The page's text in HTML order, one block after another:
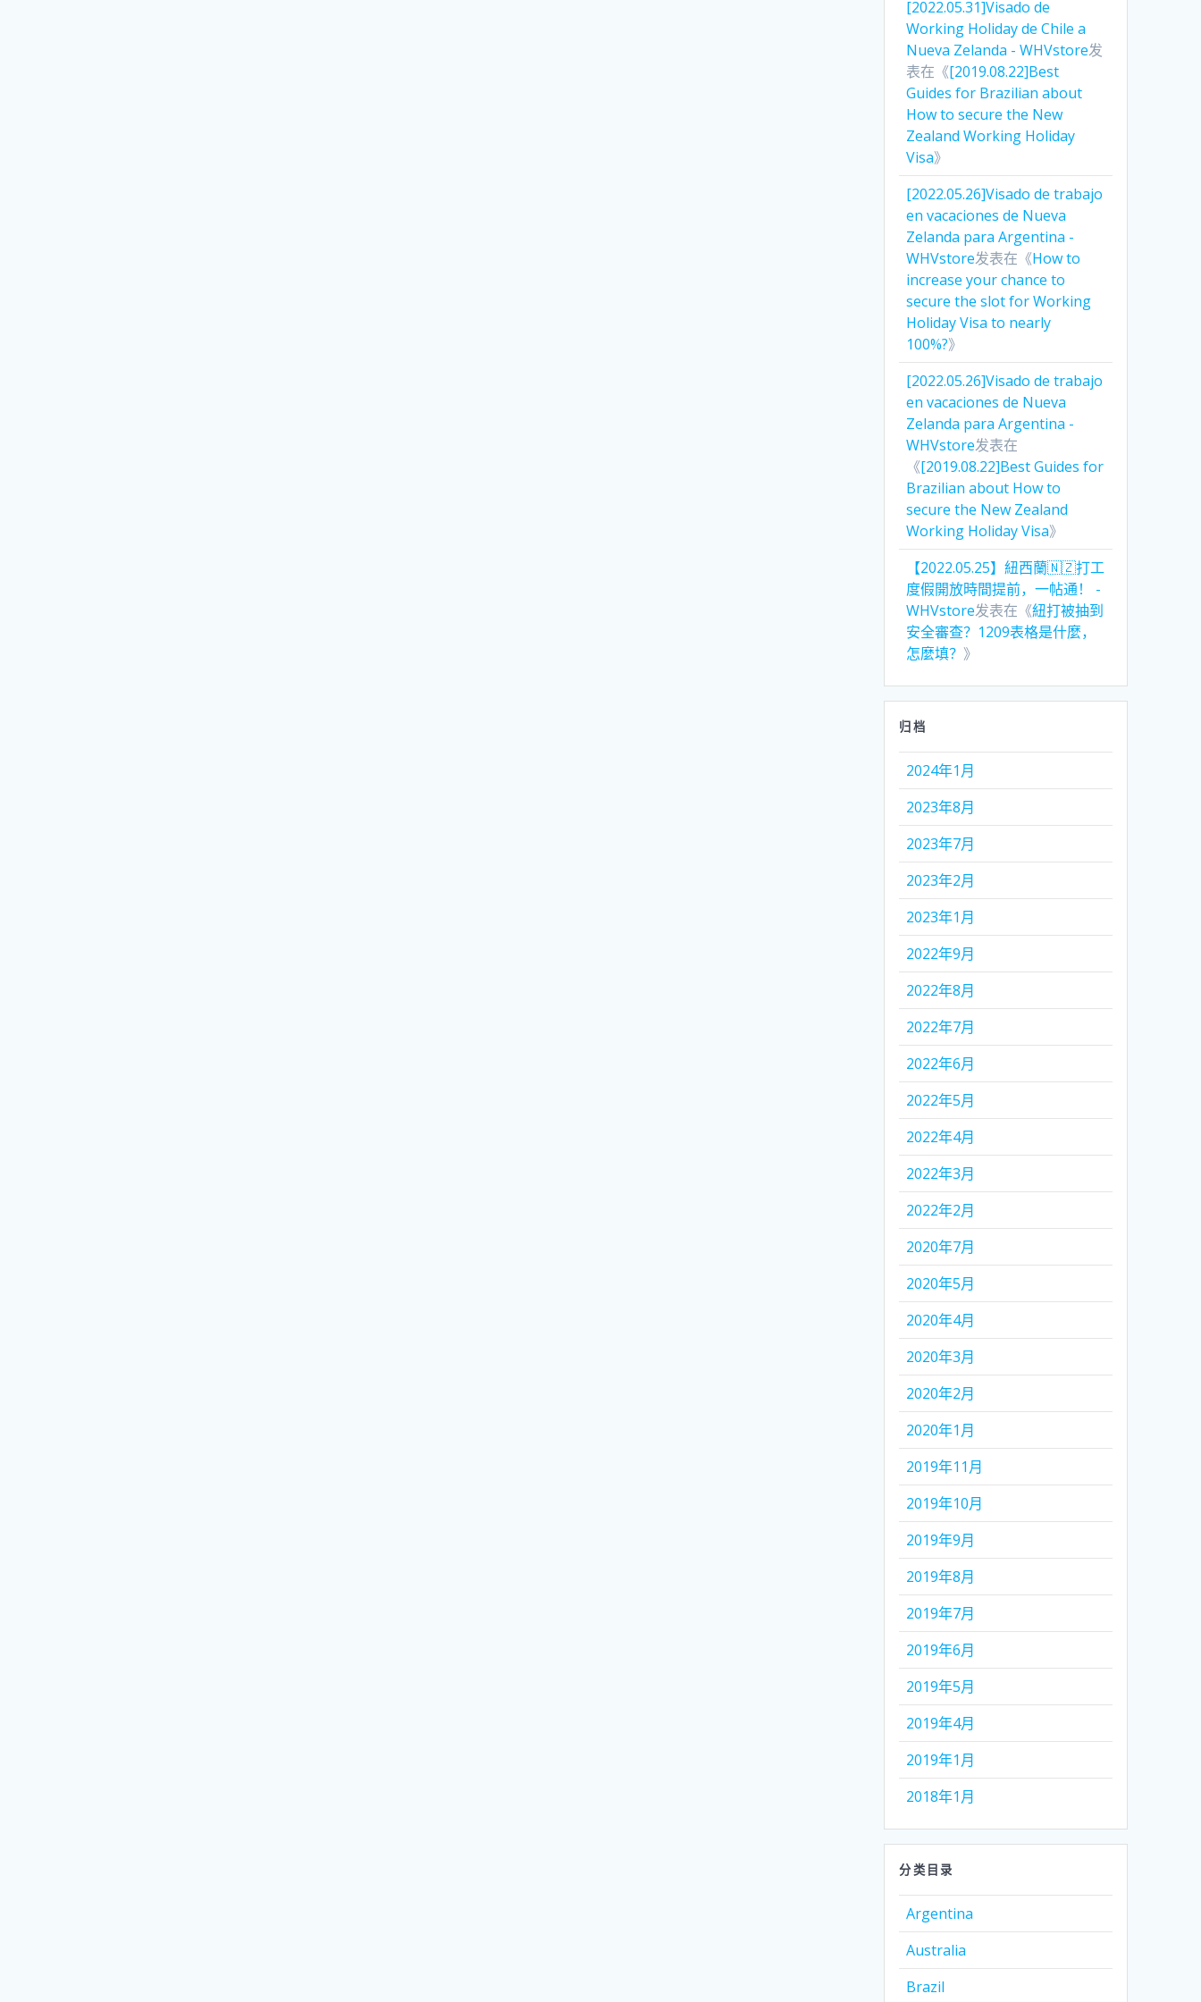
[2022.05.31]Visado de
Working Holiday de Chile a
Nueva Zelanda - WHVstore发
表在《[2019.08.22]Best
Guides for Brazilian about
How to secure the New
Zealand Working Holiday
Visa》
[2022.05.26]Visado de trabajo
en vacaciones de Nueva
Zelanda para Argentina -
WHVstore发表在《How to
increase your chance to
secure the slot for Working
Holiday Visa to nearly
100%?》
[2022.05.26]Visado de trabajo
en vacaciones de Nueva
Zelanda para Argentina -
WHVstore发表在
《[2019.08.22]Best Guides for
Brazilian about How to
secure the New Zealand
Working Holiday Visa》
【2022.05.25】紐西蘭🇳🇿打工
度假開放時間提前，一帖通！ -
WHVstore发表在《紐打被抽到
安全審查？1209表格是什麼，
怎麼填？》
归档
2024年1月
2023年8月
2023年7月
2023年2月
2023年1月
2022年9月
2022年8月
2022年7月
2022年6月
2022年5月
2022年4月
2022年3月
2022年2月
2020年7月
2020年5月
2020年4月
2020年3月
2020年2月
2020年1月
2019年11月
2019年10月
2019年9月
2019年8月
2019年7月
2019年6月
2019年5月
2019年4月
2019年1月
2018年1月
分类目录
Argentina
Australia
Brazil